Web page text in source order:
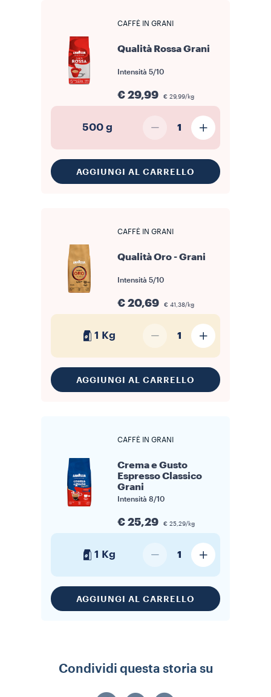
CAFFÈ IN GRANI
Qualità Rossa Grani
Intensità 5/10
€ 29,99 € 29,99/kg
500 g 1
AGGIUNGI AL CARRELLO
CAFFÈ IN GRANI
Qualità Oro - Grani
Intensità 5/10
€ 20,69 € 41,38/kg
1 Kg 1
AGGIUNGI AL CARRELLO
CAFFÈ IN GRANI
Crema e Gusto
Espresso Classico
Grani
Intensità 8/10
€ 25,29 € 25,29/kg
1 Kg 1
AGGIUNGI AL CARRELLO
Condividi questa storia su